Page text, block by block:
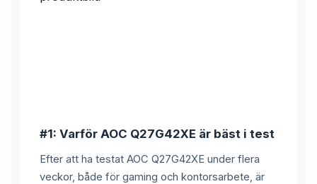
#1: Varför AOC Q27G42XE är bäst i test
Efter att ha testat AOC Q27G42XE under flera
veckor, både för gaming och kontorsarbete, är